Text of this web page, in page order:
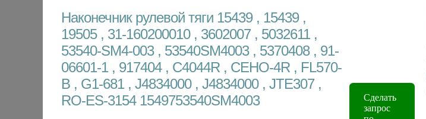
Наконечник рулевой тяги 15439 , 15439 ,
19505 , 31-160200010 , 3602007 , 5032611 ,
53540-SM4-003 , 53540SM4003 , 5370408 , 91-
06601-1 , 917404 , C4044R , CEHO-4R , FL570-
B , G1-681 , J4834000 , J4834000 , JTE307 ,
RO-ES-3154 1549753540SM4003
Сделать
запрос